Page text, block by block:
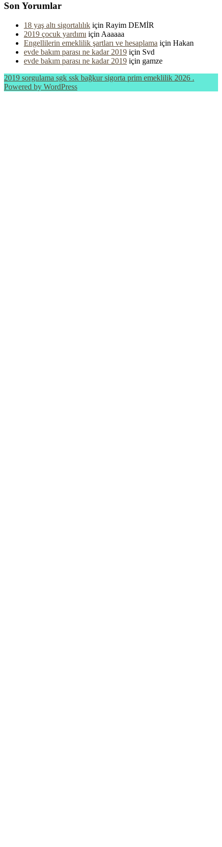
Son Yorumlar
18 yaş altı sigortalılık için Rayim DEMİR
2019 çocuk yardımı için Aaaaaa
Engellilerin emeklilik şartları ve hesaplama için Hakan
evde bakım parası ne kadar 2019 için Svd
evde bakım parası ne kadar 2019 için gamze
2019 sorgulama sgk ssk bağkur sigorta prim emeklilik 2026 .
Powered by WordPress